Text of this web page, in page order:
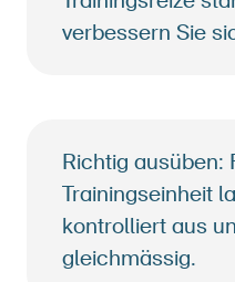
verbessern Sie
Richtig ausüben:
Trainingseinheit
kontrolliert aus
gleichmässig.